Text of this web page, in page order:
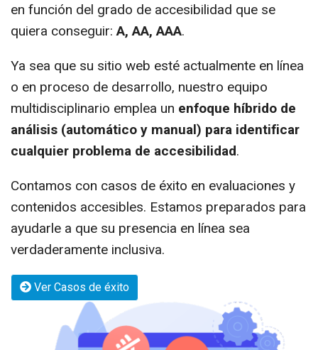
en función del grado de accesibilidad que se
quiera conseguir: A, AA, AAA.
Ya sea que su sitio web esté actualmente en línea
o en proceso de desarrollo, nuestro equipo
multidisciplinario emplea un enfoque híbrido de
análisis (automático y manual) para identificar
cualquier problema de accesibilidad.
Contamos con casos de éxito en evaluaciones y
contenidos accesibles. Estamos preparados para
ayudarle a que su presencia en línea sea
verdaderamente inclusiva.
Ver Casos de éxito